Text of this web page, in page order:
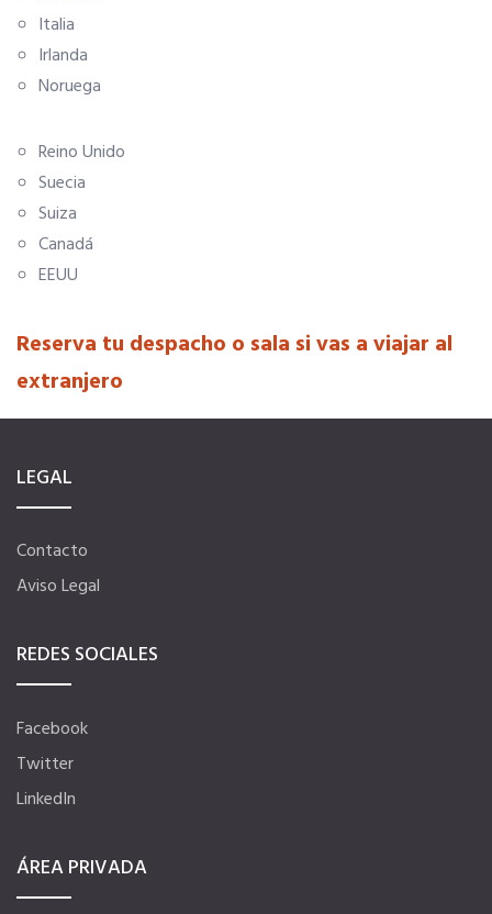
Título Oficial
Tu Carnet Profesional, ahora Digital
Ahorra en carburantes
Portal de Empleo
Formación gratuita
Seguro de vida
Tu CRM AC
Ventajas fiscales
Asesoramiento fiscal y jurídico
Despachos y salas de reuniones
Italia
Irlanda
Noruega
Reino Unido
Suecia
Suiza
Canadá
EEUU
Reserva tu despacho o sala si vas a viajar al
extranjero
LEGAL
Contacto
Aviso Legal
REDES SOCIALES
Facebook
Twitter
LinkedIn
ÁREA PRIVADA